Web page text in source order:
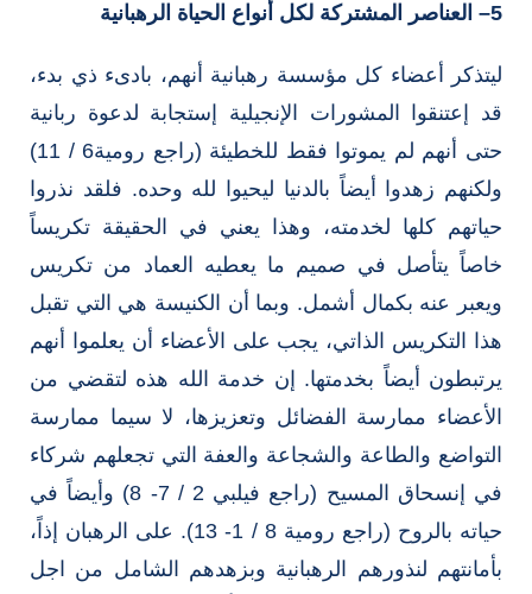
5– العناصر المشتركة لكل أنواع الحياة الرهبانية
ليتذكر أعضاء كل مؤسسة رهبانية أنهم، بادىء ذي بدء،
قد إعتنقوا المشورات الإنجيلية إستجابة لدعوة ربانية
حتى أنهم لم يموتوا فقط للخطيئة (راجع رومية6 / 11)
ولكنهم زهدوا أيضاً بالدنيا ليحيوا لله وحده. فلقد نذروا
حياتهم كلها لخدمته، وهذا يعني في الحقيقة تكريساً
خاصاً يتأصل في صميم ما يعطيه العماد من تكريس
ويعبر عنه بكمال أشمل. وبما أن الكنيسة هي التي تقبل
هذا التكريس الذاتي، يجب على الأعضاء أن يعلموا أنهم
يرتبطون أيضاً بخدمتها. إن خدمة الله هذه لتقضي من
الأعضاء ممارسة الفضائل وتعزيزها، لا سيما ممارسة
التواضع والطاعة والشجاعة والعفة التي تجعلهم شركاء
في إنسحاق المسيح (راجع فيلبي 2 / 7- 8) وأيضاً في
حياته بالروح (راجع رومية 8 / 1- 13). على الرهبان إذاً،
بأمانتهم لنذورهم الرهبانية وبزهدهم الشامل من اجل